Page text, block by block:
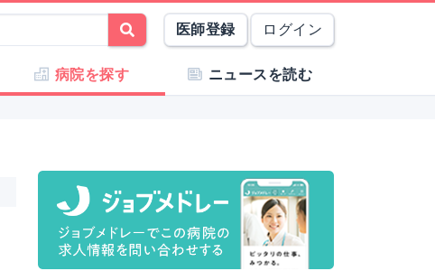
医師登録 ログイン
病院を探す ニュースを読む